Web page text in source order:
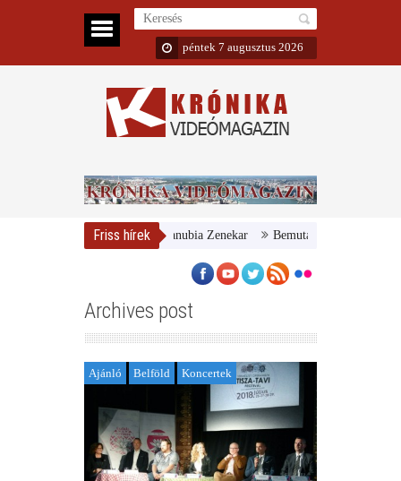
péntek 7 augusztus 2026
Friss hírek
Nemzeti Galéria és a Danubia Zenekar Bemutatta 2024/25-ös évadát
Archives post
Ajánló Belföld Koncertek